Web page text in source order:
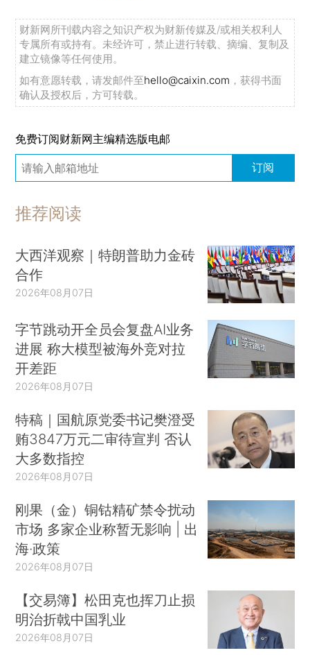
财新网所刊载内容之知识产权为财新传媒及/或相关权利人
专属所有或持有。未经许可，禁止进行转载、摘编、复制及
建立镜像等任何使用。
如有意愿转载，请发邮件至hello@caixin.com ，获得书面
确认及授权后，方可转载。
免费订阅财新网主编精选版电邮
订阅
推荐阅读
大西洋观察｜特朗普助力金砖
合作
2026年08月07日
字节跳动开全员会复盘AI业务
进展 称大模型被海外竞对拉
开差距
2026年08月07日
特稿｜国航原党委书记樊澄受
贿3847万元二审待宣判 否认
大多数指控
2026年08月07日
刚果（金）铜钴精矿禁令扰动
市场 多家企业称暂无影响 | 出
海·政策
2026年08月07日
【交易簿】松田克也挥刀止损
明治折戟中国乳业
2026年08月07日